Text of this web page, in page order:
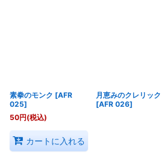
素拳のモンク [AFR
025]
50円(税込)
カートに入れる
月恵みのクレリック
[AFR 026]